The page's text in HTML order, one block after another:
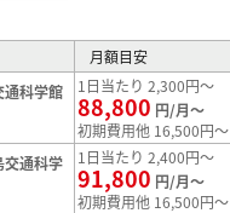
月額目安
通科学館
1日当たり 2,300円～
88,800 円/月～
初期費用他 16,500円～
交通科学
1日当たり 2,400円～
91,800 円/月～
初期費用他 16,500円～